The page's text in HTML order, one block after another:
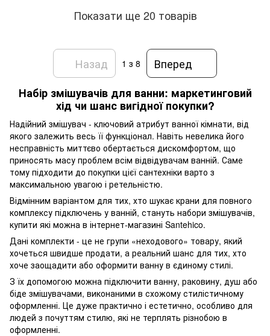
Показати ще 20 товарів
Назад 1 з 8
Вперед
Набір змішувачів для ванни: маркетинговий
хід чи шанс вигідної покупки?
Надійний змішувач - ключовий атрибут ванної кімнати, від
якого залежить весь її функціонал. Навіть невелика його
несправність миттєво обертається дискомфортом, що
приносять масу проблем всім відвідувачам ванній. Саме
тому підходити до покупки цієї сантехніки варто з
максимальною увагою і ретельністю.
Відмінним варіантом для тих, хто шукає крани для повного
комплексу підключень у ванній, стануть набори змішувачів,
купити які можна в інтернет-магазині Santehico.
Дані комплекти - це не групи «неходового» товару, який
хочеться швидше продати, а реальний шанс для тих, хто
хоче заощадити або оформити ванну в єдиному стилі.
З їх допомогою можна підключити ванну, раковину, душ або
біде змішувачами, виконаними в схожому стилістичному
оформленні. Це дуже практично і естетично, особливо для
людей з почуттям стилю, які не терплять різнобою в
оформленні.